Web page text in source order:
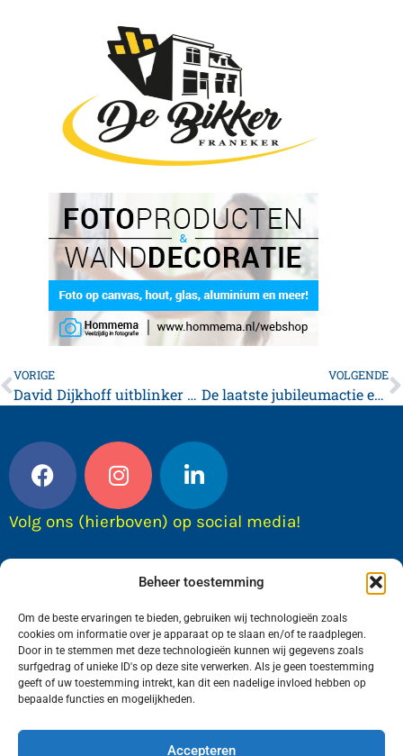
Beheer toestemming
Om de beste ervaringen te bieden, gebruiken wij technologieën zoals
cookies om informatie over je apparaat op te slaan en/of te raadplegen.
Door in te stemmen met deze technologieën kunnen wij gegevens zoals
surfgedrag of unieke ID's op deze site verwerken. Als je geen toestemming
geeft of uw toestemming intrekt, kan dit een nadelige invloed hebben op
bepaalde functies en mogelijkheden.
Accepteren
VORIGE
David Dijkhoff uitblinker bij verliezend FTTC 1
VOLGENDE
De laatste jubileumactie een groot prijzen festijn!
Volg ons (hierboven) op social media!
Wij van FranekerActueel.nl verzorgen het nieuws
in de Gemeente Waadhoeke. Met als hoofdplaats